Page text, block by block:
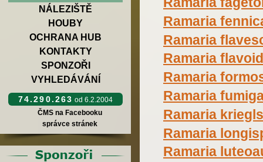
NÁLEZIŠTĚ
HOUBY
OCHRANA HUB
KONTAKTY
SPONZOŘI
VYHLEDÁVÁNÍ
74.290.263 od 6.2.2004
ČMS na Facebooku
správce stránek
Ramaria
Ramaria
Ramaria
Ramaria
Ramaria
Ramaria
Ramaria
Ramaria